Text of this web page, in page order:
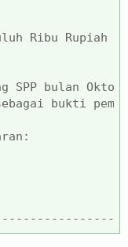
Ribu Rupiah
bukti